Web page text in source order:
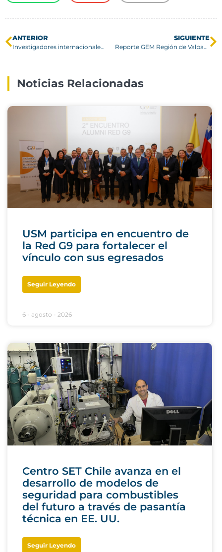
ANTERIOR
Investigadores internacionales se reunieron en la USM en el marco de cierre de importante proyecto
SIGUIENTE
Reporte GEM Región de Valparaíso registró alza de emprendedores por escasez de trabajos en comparación a cifra nacional
Noticias Relacionadas
USM participa en encuentro de
la Red G9 para fortalecer el
vínculo con sus egresados
Seguir Leyendo
6 - agosto - 2026
Centro SET Chile avanza en el
desarrollo de modelos de
seguridad para combustibles
del futuro a través de pasantía
técnica en EE. UU.
Seguir Leyendo